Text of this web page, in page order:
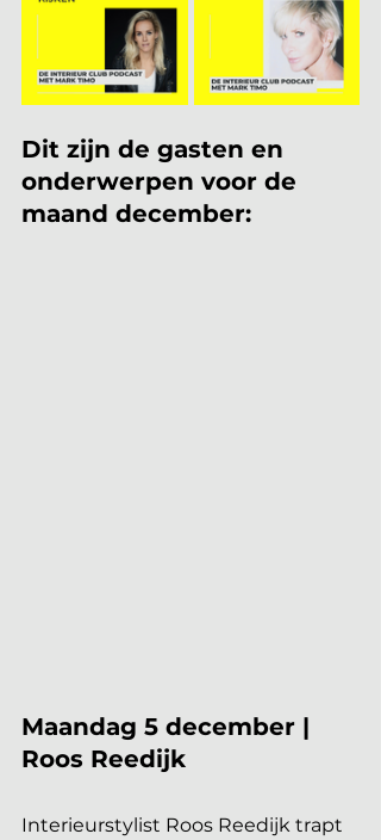
Dit zijn de gasten en
onderwerpen voor de
maand december:
Maandag 5 december |
Roos Reedijk
Interieurstylist Roos Reedijk trapt